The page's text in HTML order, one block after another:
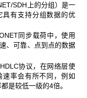
SDH上的分组）是一
有支持分组数据的优
同步载荷中，使用
、可靠、点到点的数据
协议，在网络层使
率会有所不同，例如
是较低一级的4倍。